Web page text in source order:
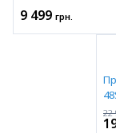
9 499 грн.
22